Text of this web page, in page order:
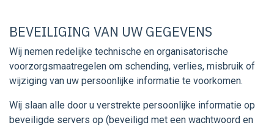
BEVEILIGING VAN UW GEGEVENS
Wij nemen redelijke technische en organisatorische
voorzorgsmaatregelen om schending, verlies, misbruik of
wijziging van uw persoonlijke informatie te voorkomen.
Wij slaan alle door u verstrekte persoonlijke informatie op
beveiligde servers op (beveiligd met een wachtwoord en